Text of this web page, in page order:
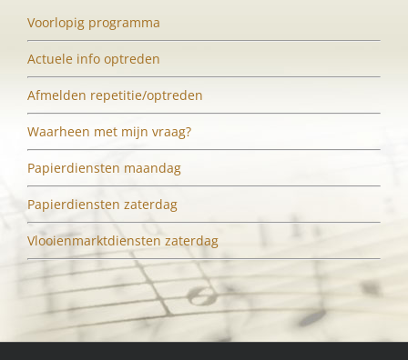
Voorlopig programma
Actuele info optreden
Afmelden repetitie/optreden
Waarheen met mijn vraag?
Papierdiensten maandag
Papierdiensten zaterdag
Vlooienmarktdiensten zaterdag